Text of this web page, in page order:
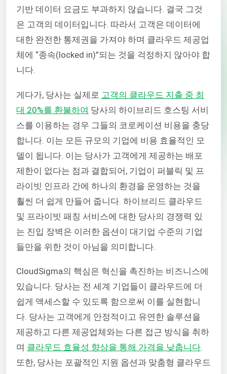
기반 데이터 요금도 부과하지 않습니다. 결국 그것
은 고객의 데이터입니다. 따라서 고객은 데이터에
대한 완전한 통제권을 가져야 하며 클라우드 제공업
체에 “종속(locked in)”되는 것을 걱정하지 않아야 합
니다.
게다가, 당사는 실제로 고객의 클라우드 지출 중 최
대 20%를 환불하여 당사의 하이브리드 호스팅 서비
스를 이용하는 경우 그들의 코로케이션 비용을 충당
합니다. 이는 모든 규모의 기업에 비용 효율적인 모
델이 됩니다. 이는 당사가 고객에게 제공하는 배포
제한이 없다는 점과 결합되어, 기업이 퍼블릭 및 프
라이빗 인프라 간에 하나의 환경을 운영하는 것을
훨씬 더 쉽게 만들어 줍니다. 하이브리드 클라우드
및 프라이빗 패칭 서비스에 대한 당사의 경쟁력 있
는 진입 장벽은 이러한 옵션이 대기업 수준의 기업
들만을 위한 것이 아님을 의미합니다.
CloudSigma의 핵심은 혁신을 촉진하는 비즈니스에
있습니다. 당사는 전 세계 기업들이 클라우드에 더
쉽게 액세스할 수 있도록 함으로써 이를 실현합니
다. 당사는 고객에게 안정적이고 유연한 솔루션을
제공하고 다른 제공업체와는 다른 접근 방식을 취하
며 클라우드 효율성 향상을 통해 가격을 낮춥니다.
또한, 당사는 포괄적인 지원 옵션과 맞춤형 클라우드